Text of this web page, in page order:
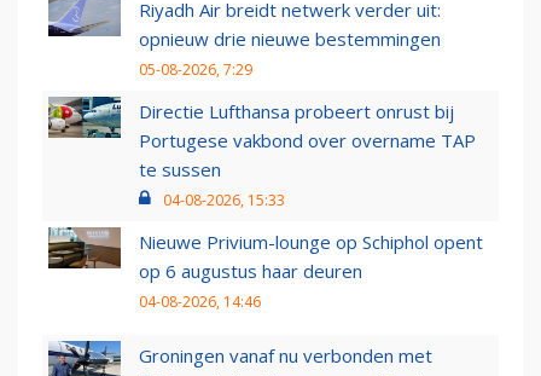
Riyadh Air breidt netwerk verder uit:
opnieuw drie nieuwe bestemmingen
05-08-2026, 7:29
Directie Lufthansa probeert onrust bij
Portugese vakbond over overname TAP
te sussen
04-08-2026, 15:33
Nieuwe Privium-lounge op Schiphol opent
op 6 augustus haar deuren
04-08-2026, 14:46
Groningen vanaf nu verbonden met